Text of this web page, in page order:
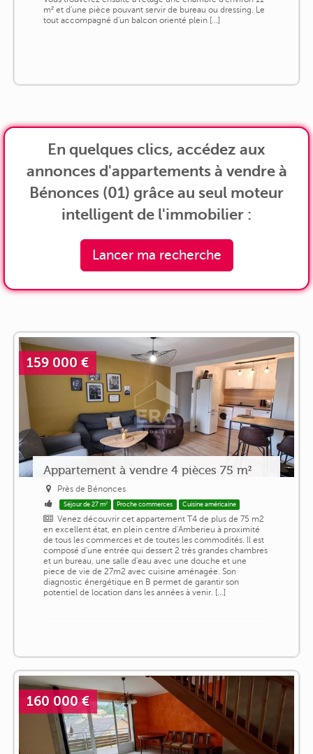
m² et d'une pièce pouvant servir de bureau ou dressing. Le
tout accompagné d'un balcon orienté plein [...]
En quelques clics, accédez aux
annonces d'appartements à vendre à
Bénonces (01) grâce au seul moteur
intelligent de l'immobilier :
Lancer ma recherche
159 000 €
Appartement à vendre 4 pièces 75 m²
Près de Bénonces
Séjour de 27 m² Proche commerces Cuisine américaine
Venez découvrir cet appartement T4 de plus de 75 m2
en excellent état, en plein centre d'Amberieu à proximité
de tous les commerces et de toutes les commodités. Il est
composé d'une entrée qui dessert 2 très grandes chambres
et un bureau, une salle d'eau avec une douche et une
piece de vie de 27m2 avec cuisine aménagée. Son
diagnostic énergétique en B permet de garantir son
potentiel de location dans les années à venir. [...]
160 000 €